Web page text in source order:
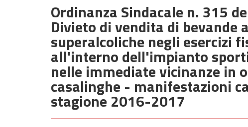
Ordinanza Sindacale n. 315
Divieto di vendita di bevande
superalcoliche negli esercizi
all'interno dell'impianto
nelle immediate vicinanze in
casalinghe - manifestazioni
stagione 2016-2017